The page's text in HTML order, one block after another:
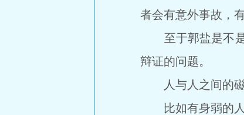
者会有意外事故，
至于郭盐是不是
辩证的问题。
人与人之间的磁
比如有身弱的人